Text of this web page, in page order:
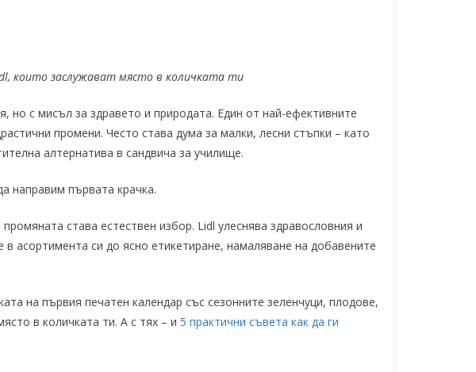
които заслужават място в количката ти
но с мисъл за здравето и природата. Един от най-ефективните
промени. Често става дума за малки, лесни стъпки – като
алтернатива в сандвича за училище.
направим първата крачка.
става естествен избор. Lidl улеснява здравословния и
асортимента си до ясно етикетиране, намаляване на добавените
на първия печатен календар със сезонните зеленчуци, плодове,
в количката ти. А с тях – и 5 практични съвета как да ги